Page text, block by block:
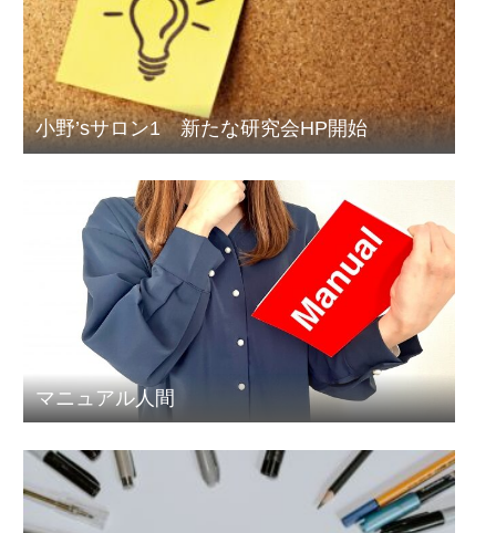
小野’sサロン1 新たな研究会HP開始
マニュアル人間